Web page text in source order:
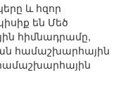
և հզոր
են Մեծ
հիմնադրամը,
համաշխարհային